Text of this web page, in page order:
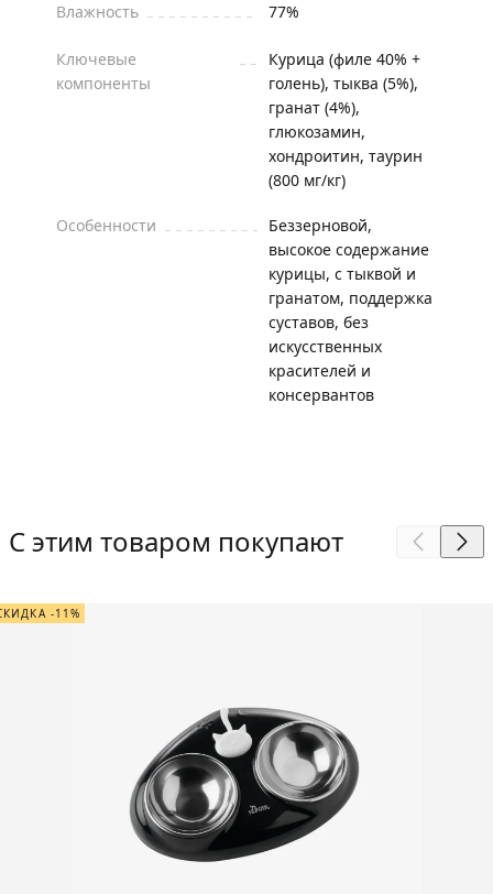
Влажность 77%
Ключевые
компоненты
Курица (филе 40% +
голень), тыква (5%),
гранат (4%),
глюкозамин,
хондроитин, таурин
(800 мг/кг)
Особенности
Беззерновой,
высокое содержание
курицы, с тыквой и
гранатом, поддержка
суставов, без
искусственных
красителей и
консервантов
С этим товаром покупают
-11%